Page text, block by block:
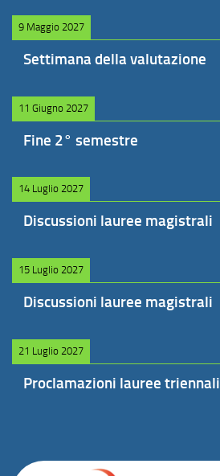
9 Maggio 2027
Settimana della valutazione
11 Giugno 2027
Fine 2° semestre
14 Luglio 2027
Discussioni lauree magistrali
15 Luglio 2027
Discussioni lauree magistrali
21 Luglio 2027
Proclamazioni lauree triennali